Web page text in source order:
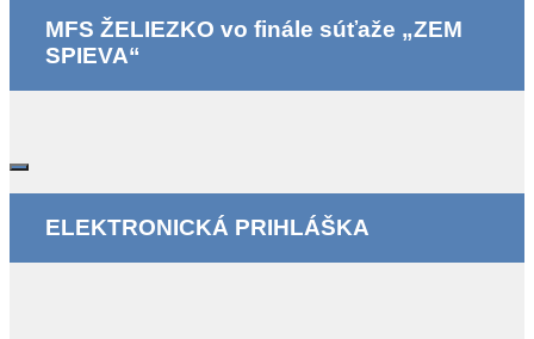
MFS ŽELIEZKO vo finále súťaže „ZEM
SPIEVA“
ELEKTRONICKÁ PRIHLÁŠKA